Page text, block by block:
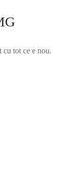
cu tot ce e nou.